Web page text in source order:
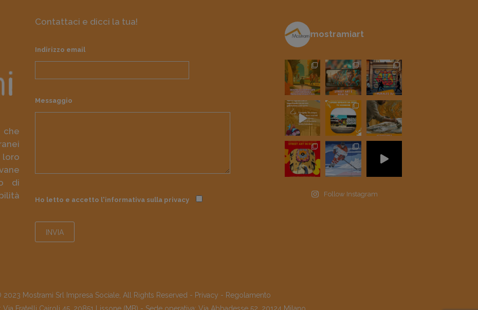
loro
di
Contattaci e dicci la tua!
Indirizzo email
Messaggio
Ho letto e accetto l'informativa sulla privacy
mostramiart
Follow Instagram
2023 Mostrami Srl Impresa Sociale, All Rights Reserved - Privacy - Regolamento
Via Fratelli Cairoli 45, 20851 Lissone (MB) - Sede operativa: Via Abbadesse 52, 20124 Milano